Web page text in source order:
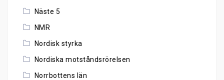
Näste 5
NMR
Nordisk styrka
Nordiska motståndsrörelsen
Norrbottens län